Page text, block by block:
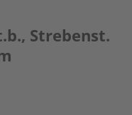
Strebenst.